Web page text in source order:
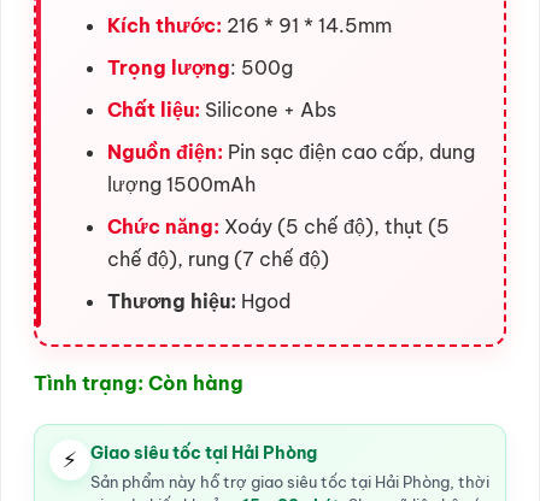
Kích thước: 216 * 91 * 14.5mm
Trọng lượng: 500g
Chất liệu: Silicone + Abs
Nguồn điện: Pin sạc điện cao cấp, dung
lượng 1500mAh
Chức năng: Xoáy (5 chế độ), thụt (5
chế độ), rung (7 chế độ)
Thương hiệu: Hgod
Tình trạng: Còn hàng
⚡ Giao siêu tốc tại Hải Phòng
Sản phẩm này hỗ trợ giao siêu tốc tại Hải Phòng, thời